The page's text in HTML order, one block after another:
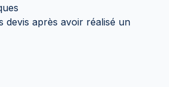
devis après avoir réalisé un